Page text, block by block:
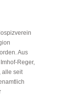
Aus
Reger,
alle seit